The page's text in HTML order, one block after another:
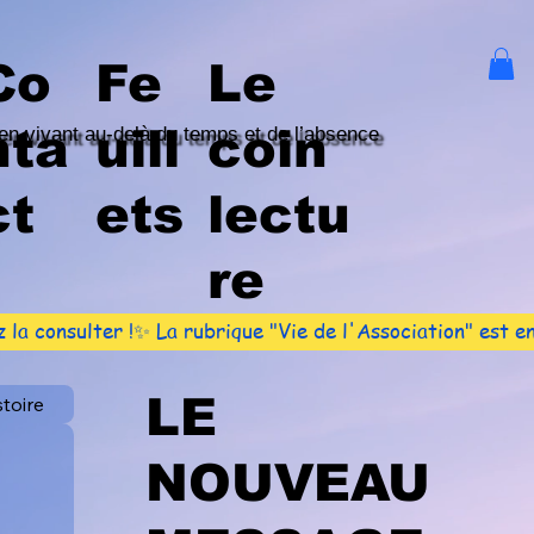
vivant au-delà du temps et de l’absence
Fe
uill
ets
Le
coin
lectu
re
la consulter !✨ La rubrique "Vie de l'Association" est
LE
NOUVEAU